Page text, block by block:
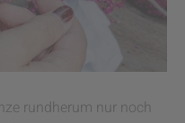
rundherum nur noch